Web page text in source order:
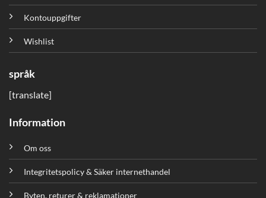
Kontouppgifter
Wishlist
språk
[translate]
Information
Om oss
Integritetspolicy & Säker internethandel
Byten, returer & reklamationer